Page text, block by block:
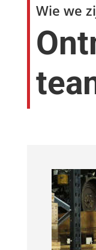
Wie we